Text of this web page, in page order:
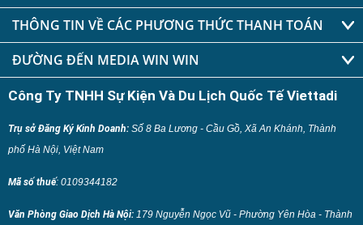
THÔNG TIN VỀ CÁC PHƯƠNG THỨC THANH TOÁN
ĐƯỜNG ĐẾN MEDIA WIN WIN
Công Ty TNHH Sự Kiện Và Du Lịch Quốc Tế Viettadi
Trụ sở Đăng Ký Kinh Doanh: Số 8 Ba Lương - Cầu Gồ, Xã An Khánh, Thành
phố Hà Nội, Việt Nam
Mã số thuế: 0109344182
Văn Phòng Giao Dịch Hà Nội: 179 Nguyễn Ngọc Vũ - Phường Yên Hòa - Thành